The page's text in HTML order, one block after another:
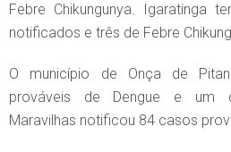
Febre Chikungunya. Igaratinga
notificados e três de Febre
O município de Onça de
prováveis de Dengue e um
Maravilhas notificou 84 casos